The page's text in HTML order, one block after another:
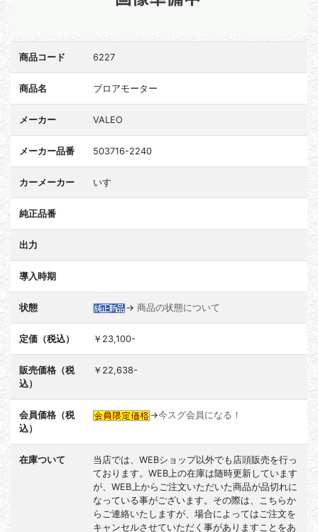
商品コード 6227
商品名 ブロアモーター
メーカー VALEO
メーカー品番 503716-2240
カーメーカー いすゞ
純正品番
出力
導入時期
状態 → 商品の状態について
定価（税込） ￥23,100-
販売価格（税
込）
￥22,638-
会員価格（税
込）
→今スグ会員になる！
在庫ついて
当店では、WEBショップ以外でも店頭販売を行っ
ております。WEB上の在庫は随時更新しています
が、WEB上からご注文いただいた商品が品切れに
なっている事がございます。その際は、こちらか
らご連絡いたしますが、場合によってはご注文を
キャンセルさせていただく事がありますことをあ